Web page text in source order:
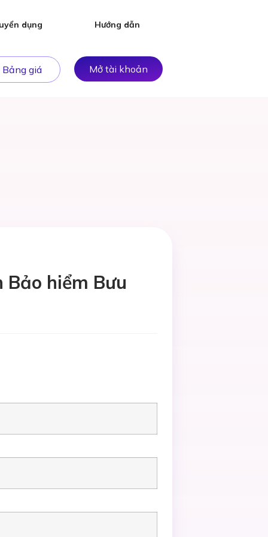
dụng Hướng dẫn
Bảng giá Mở tài khoản
hiểm Bưu